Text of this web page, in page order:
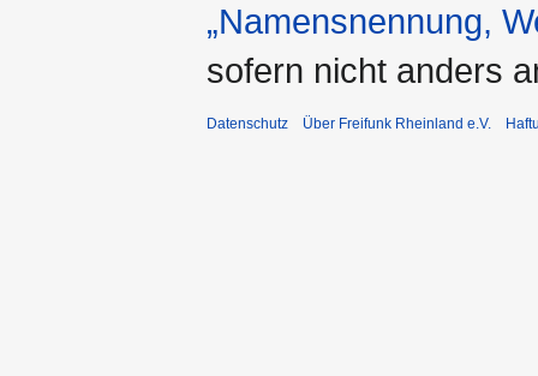
„Namensnennung,
sofern nicht anders
Datenschutz Über Freifunk Rheinland e.V.